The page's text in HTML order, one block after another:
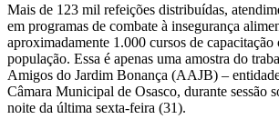
Mais de 123 mil refeições distribuídas,
em programas de combate à insegurança
aproximadamente 1.000 cursos de capacitação
população. Essa é apenas uma amostra do
Amigos do Jardim Bonança (AAJB) –
Câmara Municipal de Osasco, durante sessão
noite da última sexta-feira (31).